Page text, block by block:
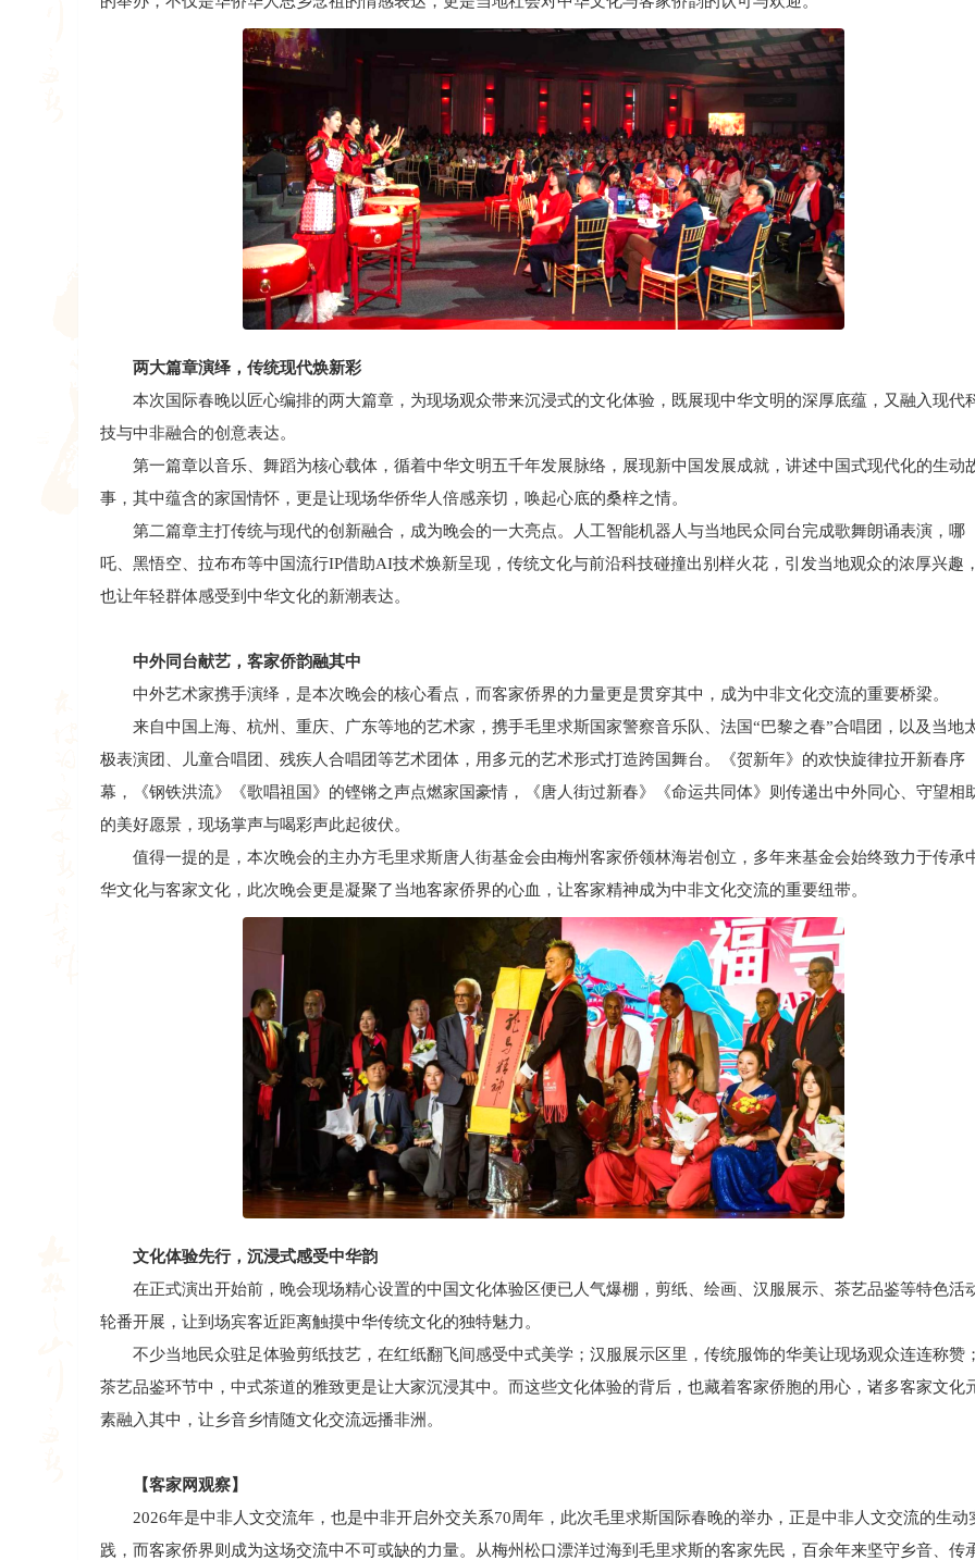
两大篇章演绎，传统现代焕新彩
本次国际春晚以匠心编排的两大篇章，为现场观众带来沉浸式的文化体验，既展现中华文明的深厚底蕴，又融入现代
技与中非融合的创意表达。
第一篇章以音乐、舞蹈为核心载体，循着中华文明五千年发展脉络，展现新中国发展成就，讲述中国式现代化的生动
事，其中蕴含的家国情怀，更是让现场华侨华人倍感亲切，唤起心底的桑梓之情。
第二篇章主打传统与现代的创新融合，成为晚会的一大亮点。人工智能机器人与当地民众同台完成歌舞朗诵表演，哪
吒、黑悟空、拉布布等中国流行IP借助AI技术焕新呈现，传统文化与前沿科技碰撞出别样火花，引发当地观众的浓厚兴趣
也让年轻群体感受到中华文化的新潮表达。
中外同台献艺，客家侨韵融其中
中外艺术家携手演绎，是本次晚会的核心看点，而客家侨界的力量更是贯穿其中，成为中非文化交流的重要桥梁。
来自中国上海、杭州、重庆、广东等地的艺术家，携手毛里求斯国家警察音乐队、法国“巴黎之春”合唱团，以及当地
极表演团、儿童合唱团、残疾人合唱团等艺术团体，用多元的艺术形式打造跨国舞台。《贺新年》的欢快旋律拉开新春序
幕，《钢铁洪流》《歌唱祖国》的铿锵之声点燃家国豪情，《唐人街过新春》《命运共同体》则传递出中外同心、守望相
的美好愿景，现场掌声与喝彩声此起彼伏。
值得一提的是，本次晚会的主办方毛里求斯唐人街基金会由梅州客家侨领林海岩创立，多年来基金会始终致力于传承
华文化与客家文化，此次晚会更是凝聚了当地客家侨界的心血，让客家精神成为中非文化交流的重要纽带。
文化体验先行，沉浸式感受中华韵
在正式演出开始前，晚会现场精心设置的中国文化体验区便已人气爆棚，剪纸、绘画、汉服展示、茶艺品鉴等特色活
轮番开展，让到场宾客近距离触摸中华传统文化的独特魅力。
不少当地民众驻足体验剪纸技艺，在红纸翻飞间感受中式美学；汉服展示区里，传统服饰的华美让现场观众连连称赞
茶艺品鉴环节中，中式茶道的雅致更是让大家沉浸其中。而这些文化体验的背后，也藏着客家侨胞的用心，诸多客家文化
素融入其中，让乡音乡情随文化交流远播非洲。
【客家网观察】
2026年是中非人文交流年，也是中非开启外交关系70周年，此次毛里求斯国际春晚的举办，正是中非人文交流的生动
践，而客家侨界则成为这场交流中不可或缺的力量。从梅州松口漂洋过海到毛里求斯的客家先民，百余年来坚守乡音、传